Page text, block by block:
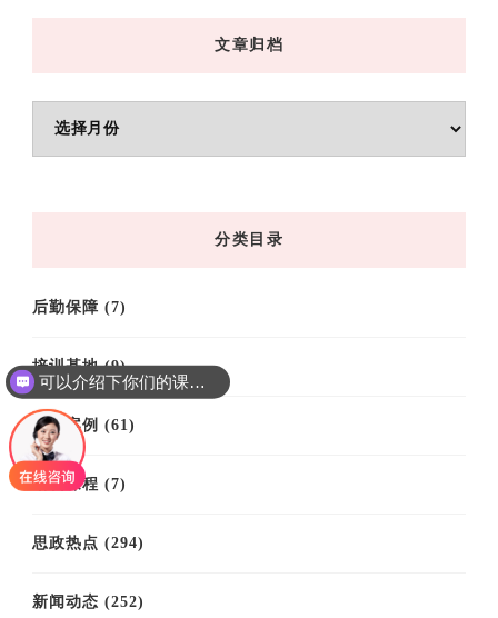
文章归档
章
分类目录
后勤保障 (7)
培训基地(9)
培训案例 (61)
培训课程 (7)
思政热点 (294)
新闻动态 (252)
可以介绍下你们的课程吗？